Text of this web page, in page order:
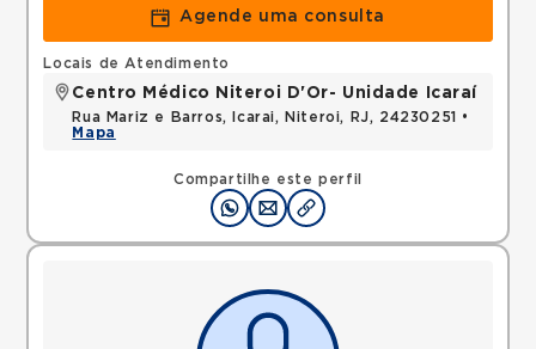
Agende uma consulta
Compartilhe este perfil
Locais de Atendimento
Centro Médico Niteroi D'Or- Unidade Icaraí
Rua Mariz e Barros, Icarai, Niteroi, RJ, 24230251 •
Mapa